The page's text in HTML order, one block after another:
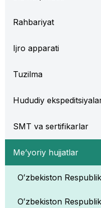
Rahbariyat
Ijro apparati
Tuzilma
Hududiy
SMT va sertifikarlar
Me’yoriy hujjatlar
Oʻzbekiston
Oʻzbekiston